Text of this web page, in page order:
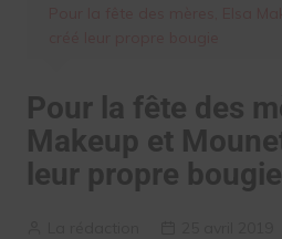
Pour la fête des
Makeup et
leur propre bougie